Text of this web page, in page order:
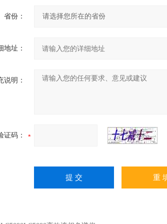
省份：
地址：
说明：
证码：